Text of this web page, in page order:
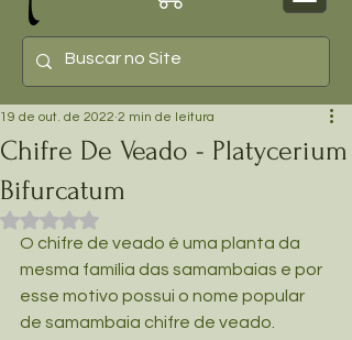
Chifre De Veado - Platycerium
Bifurcatum
19 de out. de 2022 2 min de leitura
Avaliado com NaN de 5 estrelas.
O chifre de veado é uma planta da
mesma família das samambaias e por
esse motivo possui o nome popular
de samambaia chifre de veado.